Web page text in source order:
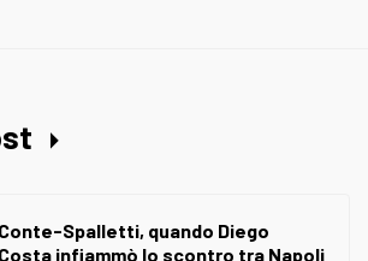
Conte-Spalletti, quando Diego
Costa infiammò lo scontro tra Napoli